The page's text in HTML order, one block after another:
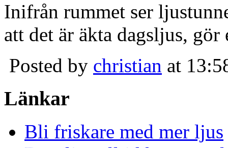
Inifrån rummet ser
att det är äkta dagsljus,
Posted by christian at
Länkar
Bli friskare med mer ljus